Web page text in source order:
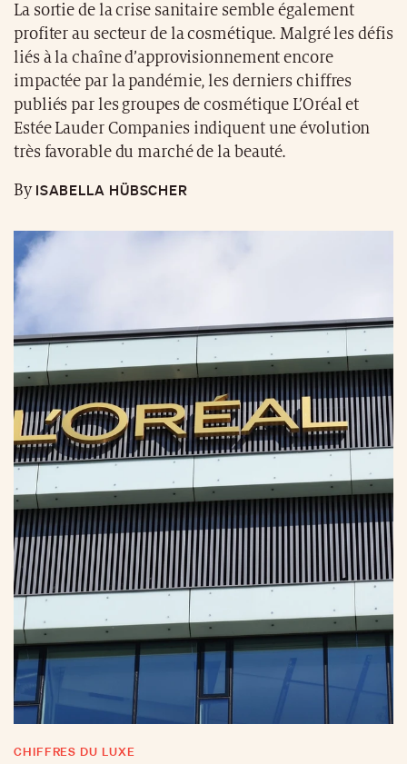
La sortie de la crise sanitaire semble également
profiter au secteur de la cosmétique. Malgré les défis
liés à la chaîne d’approvisionnement encore
impactée par la pandémie, les derniers chiffres
publiés par les groupes de cosmétique L’Oréal et
Estée Lauder Companies indiquent une évolution
très favorable du marché de la beauté.
ByISABELLA HÜBSCHER
CHIFFRES DU LUXE